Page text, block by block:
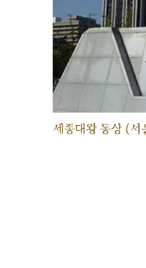
세종대왕 동상 (서